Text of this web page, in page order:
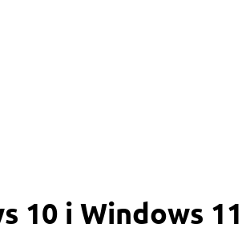
10 i Windows 11